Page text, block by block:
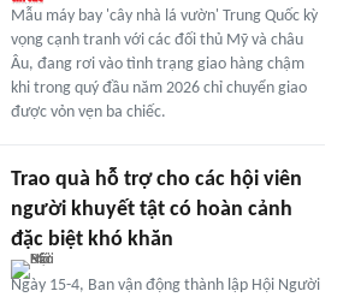
Mẫu máy bay 'cây nhà lá vườn' Trung Quốc kỳ
vọng cạnh tranh với các đối thủ Mỹ và châu
Âu, đang rơi vào tình trạng giao hàng chậm
khi trong quý đầu năm 2026 chỉ chuyển giao
được vỏn vẹn ba chiếc.
Trao quà hỗ trợ cho các hội viên
người khuyết tật có hoàn cảnh
đặc biệt khó khăn
Ngày 15-4, Ban vận động thành lập Hội Người